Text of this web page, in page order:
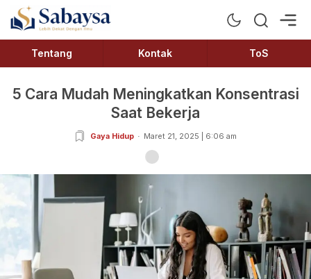
Sabaysa
Lebih Dekat Dengan Ilmu
Tentang Kontak ToS
5 Cara Mudah Meningkatkan Konsentrasi
Saat Bekerja
Gaya Hidup Maret 21, 2025 | 6:06 am